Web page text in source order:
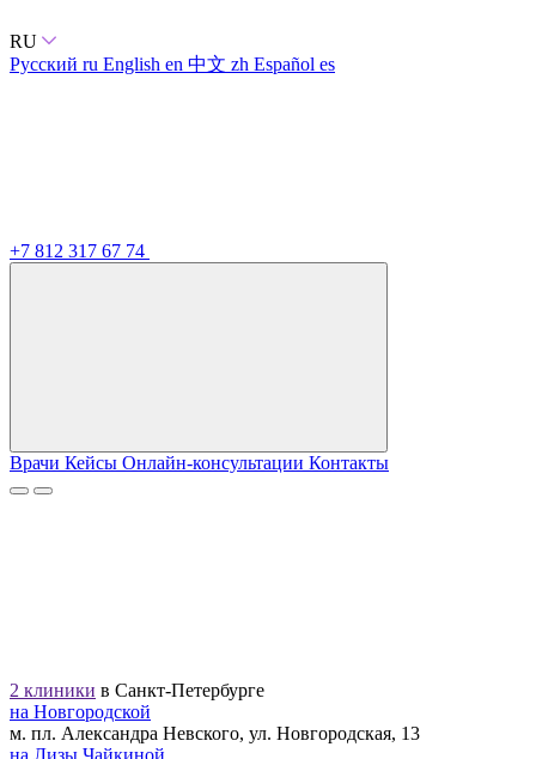
RU
Русский ru English en 中文 zh Español es
+7 812 317 67 74
Врачи Кейсы Онлайн-консультации Контакты
2 клиники в Санкт-Петербурге
на Новгородской
м. пл. Александра Невского, ул. Новгородская, 13
на Лизы Чайкиной